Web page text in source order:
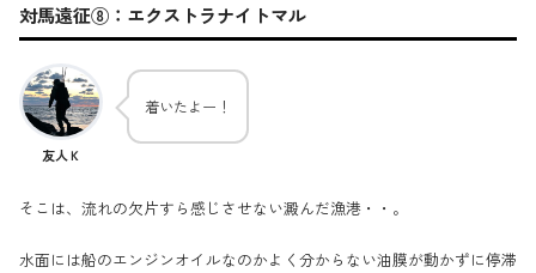
対馬遠征⑧：エクストラナイトマル
友人Ｋ
着いたよー！
そこは、流れの欠片すら感じさせない澱んだ漁港・・。
水面には船のエンジンオイルなのかよく分からない油膜が動かずに停滞